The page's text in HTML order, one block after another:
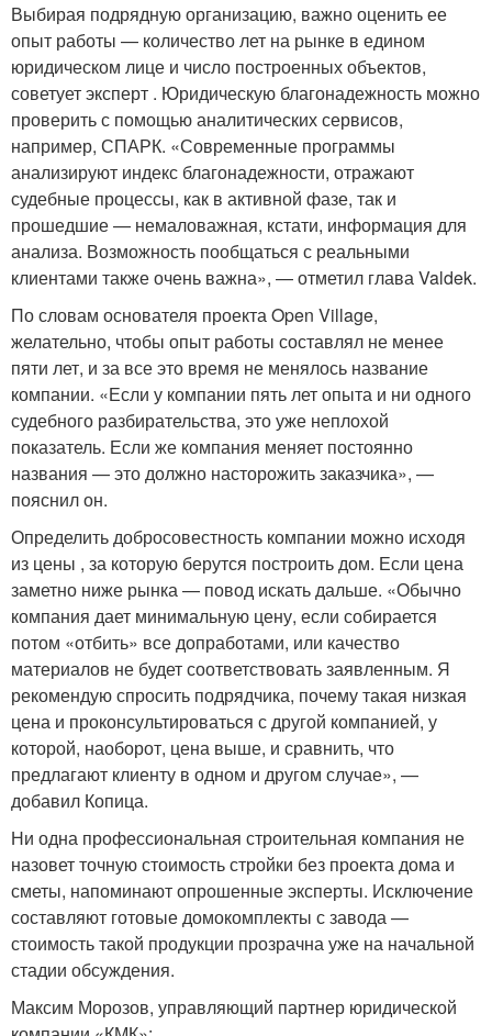
Выбирая подрядную организацию, важно оценить ее
опыт работы — количество лет на рынке в едином
юридическом лице и число построенных объектов,
советует эксперт . Юридическую благонадежность можно
проверить с помощью аналитических сервисов,
например, СПАРК. «Современные программы
анализируют индекс благонадежности, отражают
судебные процессы, как в активной фазе, так и
прошедшие — немаловажная, кстати, информация для
анализа. Возможность пообщаться с реальными
клиентами также очень важна», — отметил глава Valdek.
По словам основателя проекта Open Village,
желательно, чтобы опыт работы составлял не менее
пяти лет, и за все это время не менялось название
компании. «Если у компании пять лет опыта и ни одного
судебного разбирательства, это уже неплохой
показатель. Если же компания меняет постоянно
названия — это должно насторожить заказчика», —
пояснил он.
Определить добросовестность компании можно исходя
из цены , за которую берутся построить дом. Если цена
заметно ниже рынка — повод искать дальше. «Обычно
компания дает минимальную цену, если собирается
потом «отбить» все допработами, или качество
материалов не будет соответствовать заявленным. Я
рекомендую спросить подрядчика, почему такая низкая
цена и проконсультироваться с другой компанией, у
которой, наоборот, цена выше, и сравнить, что
предлагают клиенту в одном и другом случае», —
добавил Копица.
Ни одна профессиональная строительная компания не
назовет точную стоимость стройки без проекта дома и
сметы, напоминают опрошенные эксперты. Исключение
составляют готовые домокомплекты с завода —
стоимость такой продукции прозрачна уже на начальной
стадии обсуждения.
Максим Морозов, управляющий партнер юридической